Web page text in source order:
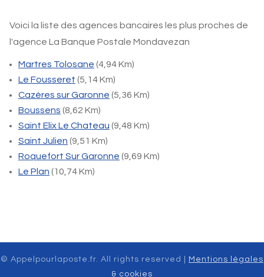
Voici la liste des agences bancaires les plus proches de
l'agence La Banque Postale Mondavezan
Martres Tolosane (4,94 Km)
Le Fousseret (5,14 Km)
Cazères sur Garonne (5,36 Km)
Boussens (8,62 Km)
Saint Elix Le Chateau (9,48 Km)
Saint Julien (9,51 Km)
Roquefort Sur Garonne (9,69 Km)
Le Plan (10,74 Km)
© Appelpourlaposte.fr. All rights reserved |
Mentions légales
& cookies